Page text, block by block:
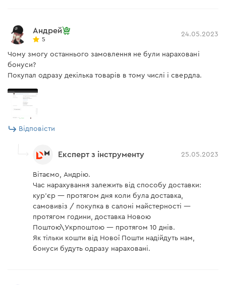
Андрей
5
24.05.2023
Чому змогу останнього замовлення не були нараховані
бонуси?
Покупал одразу декілька товарів в тому числі і свердла.
Відповісти
Експерт з інструменту 25.05.2023
Вітаємо, Андрію.
Час нарахування залежить від способу доставки:
кур'єр — протягом дня коли була доставка,
самовивіз / покупка в салоні майстерності —
протягом години, доставка Новою
Поштою\Укрпоштою — протягом 10 днів.
Як тільки кошти від Нової Пошти надійдуть нам,
бонуси будуть одразу нараховані.